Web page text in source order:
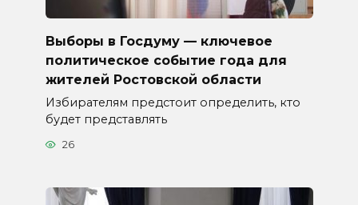
Выборы в Госдуму — ключевое
политическое событие года для
жителей Ростовской области
Избирателям предстоит определить, кто
будет представлять
26